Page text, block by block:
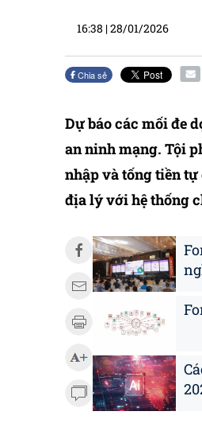
16:38 |28/01/2026
Chia sẻ
Dự báo các mối đe
an ninh mạng. Tội
nhập và tống tiền
địa lý với hệ thống